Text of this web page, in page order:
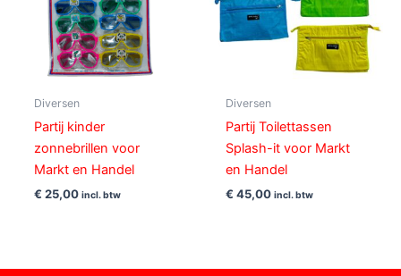
Diversen
Partij kinder
zonnebrillen voor
Markt en Handel
€ 25,00 incl. btw
Diversen
Partij Toilettassen
Splash-it voor Markt
en Handel
€ 45,00 incl. btw